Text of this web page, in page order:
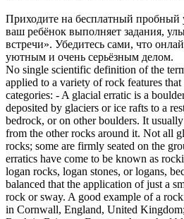
Приходите на бесплатный пробный
ваш ребёнок выполняет задания,
встречи». Убедитесь сами, что
уютным и очень серьёзным делом.
No single scientific definition of the
applied to a variety of rock features
categories: - A glacial erratic is a
deposited by glaciers or ice rafts to a
bedrock, or on other boulders. It
from the other rocks around it. Not all
rocks; some are firmly seated on the
erratics have come to be known as
logan rocks, logan stones, or logans,
balanced that the application of just a
rock or sway. A good example of a
in Cornwall, England, United